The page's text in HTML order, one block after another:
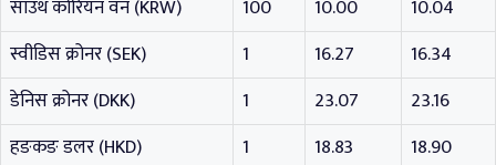
साउथ कोरियन वन (KRW)
100 10.00
10.04
स्वीडिस क्रोनर (SEK)
1 16.27
16.34
डेनिस क्रोनर (DKK)
1 23.07
23.16
हङकङ डलर (HKD)
1 18.83
18.90